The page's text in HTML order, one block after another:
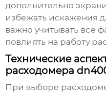
дополнительно
избежать искажения
важно учитывать все
повлиять на работу
Технические
расходомера
При выборе